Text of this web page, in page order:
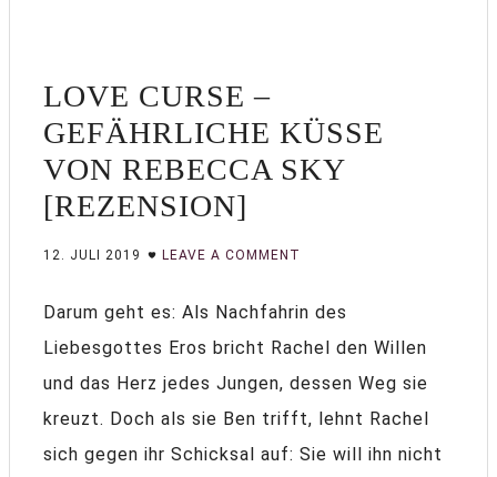
LOVE CURSE –
GEFÄHRLICHE KÜSSE
VON REBECCA SKY
[REZENSION]
12. JULI 2019 LEAVE A COMMENT
Darum geht es: Als Nachfahrin des
Liebesgottes Eros bricht Rachel den Willen
und das Herz jedes Jungen, dessen Weg sie
kreuzt. Doch als sie Ben trifft, lehnt Rachel
sich gegen ihr Schicksal auf: Sie will ihn nicht